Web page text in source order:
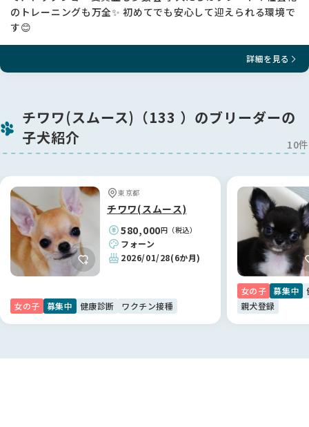
のトレーニングも万全✨ 初めてでも安心して迎えられる環境で
す😊
詳細を見る
チワワ(スムース)（133 ）のブリーダーの
子犬紹介
10件
東京都
チワワ(スムース)
580,000円（税込）
フォーン
2026/01/28(6か月)
女の子 募集中 健康診断 ワクチン接種
女の子 募集中
親犬登録